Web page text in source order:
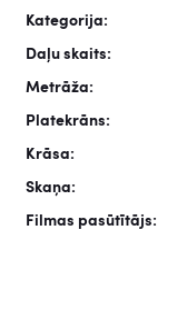
Kategorija:
Daļu skaits:
Metrāža:
Platekrāns:
Krāsa:
Skaņa:
Filmas pasūtītājs: